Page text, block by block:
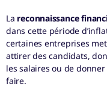
La reconnaissance
dans cette période
certaines entreprises
attirer des candidats,
les salaires ou de
faire.